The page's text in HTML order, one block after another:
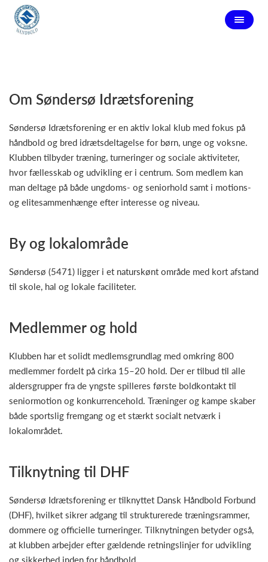
Om Søndersø Idrætsforening
Søndersø Idrætsforening er en aktiv lokal klub med fokus på
håndbold og bred idrætsdeltagelse for børn, unge og voksne.
Klubben tilbyder træning, turneringer og sociale aktiviteter,
hvor fællesskab og udvikling er i centrum. Som medlem kan
man deltage på både ungdoms- og seniorhold samt i motions-
og elitesammenhænge efter interesse og niveau.
By og lokalområde
Søndersø (5471) ligger i et naturskønt område med kort afstand
til skole, hal og lokale faciliteter.
Medlemmer og hold
Klubben har et solidt medlemsgrundlag med omkring 800
medlemmer fordelt på cirka 15–20 hold. Der er tilbud til alle
aldersgrupper fra de yngste spilleres første boldkontakt til
seniormotion og konkurrencehold. Træninger og kampe skaber
både sportslig fremgang og et stærkt socialt netværk i
lokalområdet.
Tilknytning til DHF
Søndersø Idrætsforening er tilknyttet Dansk Håndbold Forbund
(DHF), hvilket sikrer adgang til strukturerede træningsrammer,
dommere og officielle turneringer. Tilknytningen betyder også,
at klubben arbejder efter gældende retningslinjer for udvikling
og sikkerhed inden for håndbold.